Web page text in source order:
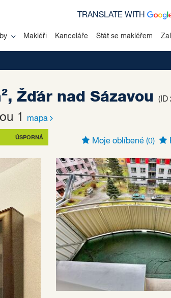
Makléři Kanceláře Stát se makléřem
TRANSLATE WITH
Žďár nad Sázavou (ID
1 mapa
ÚSPORNÁ Moje oblíbené (0)